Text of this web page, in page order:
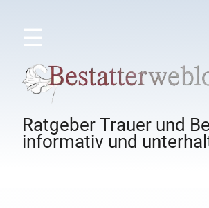
☰
Ratgeber Trauer und
informativ und